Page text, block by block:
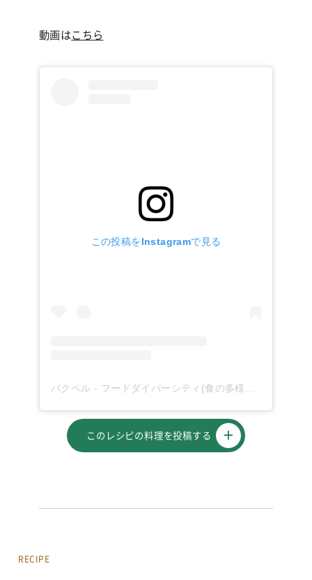
動画はこちら
この投稿をInstagramで見る
このレシピの料理を投稿する
RECIPE